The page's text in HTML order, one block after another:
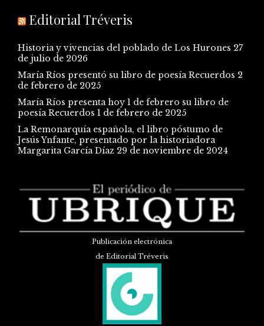
Editorial Tréveris
Historia y vivencias del poblado de Los Hurones 27
de julio de 2026
María Ríos presentó su libro de poesía Recuerdos 2
de febrero de 2025
María Ríos presenta hoy 1 de febrero su libro de
poesía Recuerdos 1 de febrero de 2025
La Remonarquía española, el libro póstumo de
Jesús Ynfante, presentado por la historiadora
Margarita García Díaz 29 de noviembre de 2024
Publicación electrónica
de Editorial Tréveris